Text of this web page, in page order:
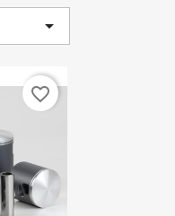

favorite_border